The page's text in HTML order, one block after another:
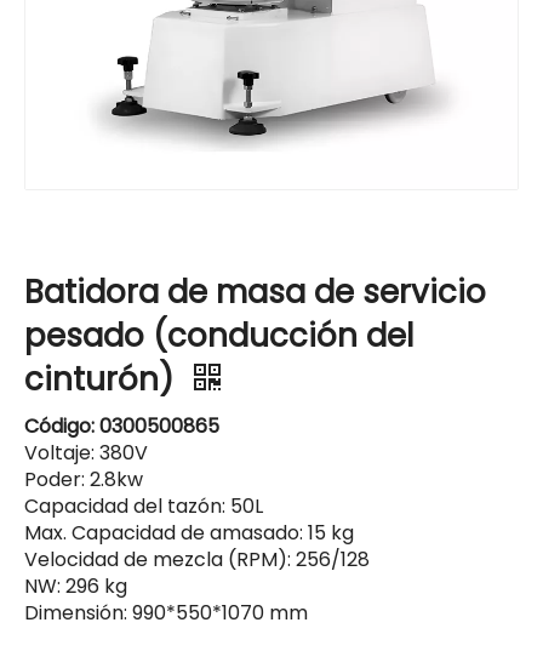
Batidora de masa de servicio
pesado (conducción del
cinturón)
Código: 0300500865
Voltaje: 380V
Poder: 2.8kw
Capacidad del tazón: 50L
Max. Capacidad de amasado: 15 kg
Velocidad de mezcla (RPM): 256/128
NW: 296 kg
Dimensión: 990*550*1070 mm